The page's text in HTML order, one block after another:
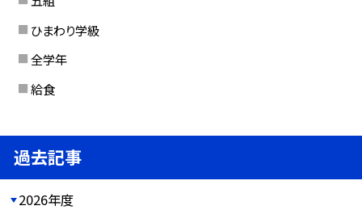
ひまわり学級
全学年
給食
過去記事
2026年度